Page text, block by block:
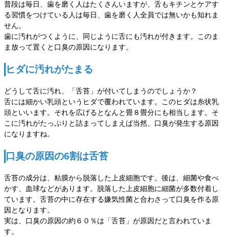
普段は毎日、歯を磨く人はたくさんいますが、舌もキチンとケアす
る習慣をつけている人は毎日、歯を磨く人全員では無いかも知れま
せん。
歯に汚れがつくように、同じように舌にも汚れが付きます。このま
ま放って置くと口臭の原因になります。
ヒダに汚れがたまる
どうして舌に汚れ、「舌苔」が付いてしまうのでしょうか？
舌には細かい乳頭というヒダで覆われています。このヒダは糸状乳
頭といいます。それを広げるとなんと畳８畳分にも相当します。そ
こに汚れがたっぷりと詰まってしまえば当然、口臭が発生する原因
になりますね。
口臭の原因の6割は舌苔
舌苔の成分は、粘膜から脱落した上皮細胞です。後は、細菌や食べ
かす、血球などがあります。脱落した上皮細胞に細菌が多数付着し
ています。舌苔の中に存在する嫌気性菌と合わさって口臭を作る原
因となります。
実は、口臭の原因の約６０％は「舌苔」が原因だと言われていま
す。